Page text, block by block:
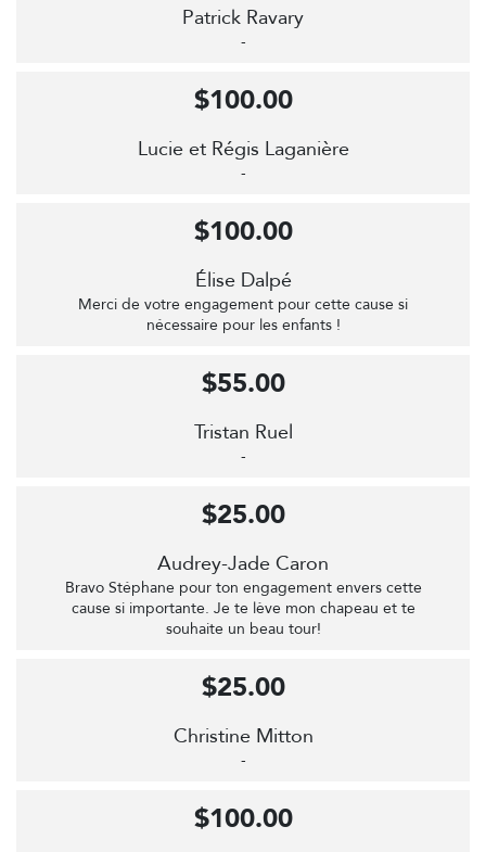
Patrick Ravary
-
Lucie et Régis Laganière
-
$100.00
Élise Dalpé
Merci de votre engagement pour cette cause si
nécessaire pour les enfants !
$100.00
Tristan Ruel
-
$55.00
Audrey-Jade Caron
Bravo Stéphane pour ton engagement envers cette
cause si importante. Je te lève mon chapeau et te
souhaite un beau tour!
$25.00
Christine Mitton
-
$25.00
$100.00